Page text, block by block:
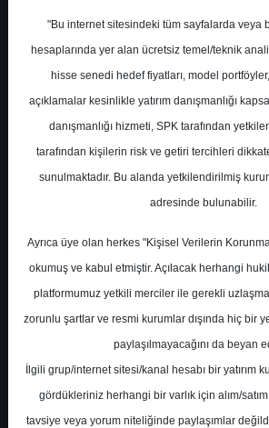
MPARK- MLP SAĞLIK
HİZMETLERİ A.Ş.
Hedef Fiyat 400.00
Getiri
%0.00
1
"Bu internet sitesindeki tüm sayfalarda veya
hesaplarında yer alan ücretsiz temel/teknik
hisse senedi hedef fiyatları, model
açıklamalar kesinlikle yatırım danışmanlığı
danışmanlığı hizmeti, SPK tarafından
tarafından kişilerin risk ve getiri tercihleri
sunulmaktadır. Bu alanda yetkilendirilmiş
adresinde bulunabilir.
Ayrıca üye olan herkes "Kişisel Verilerin
okumuş ve kabul etmiştir. Açılacak herhangi
platformumuz yetkili merciler ile gerekli
zorunlu şartlar ve resmi kurumlar dışında hiç bir
paylaşılmayacağını da beyan
İlgili grup/internet sitesi/kanal hesabı bir yatırım
gördükleriniz herhangi bir varlık için alım/
tavsiye veya yorum niteliğinde paylaşımlar